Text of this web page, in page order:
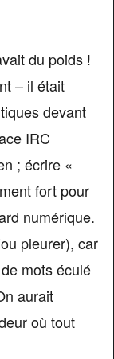
du poids !
– il était
devant
IRC
; écrire «
fort pour
numérique.
pleurer), car
mots éculé
aurait
où tout